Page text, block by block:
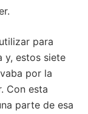
para
y, estos siete
por la
Con esta
parte de esa